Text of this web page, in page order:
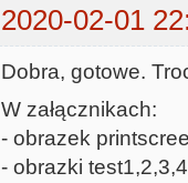
2020-02-01
Dobra, gotowe.
W załącznikach:
- obrazek
- obrazki